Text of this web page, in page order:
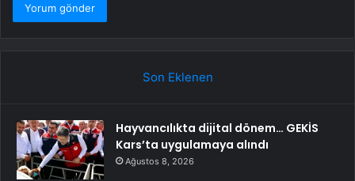
Son Eklenen
Hayvancılıkta dijital dönem… GEKİS
Kars’ta uygulamaya alındı
Ağustos 8, 2026